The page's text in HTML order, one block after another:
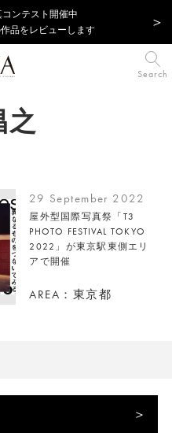
ンテスト開催中
品をレビューします
Search
之
29 September 2022
屋外型国際写真祭「T3
PHOTO FESTIVAL TOKYO
2022」が東京駅東側エリ
アで開催
AREA：東京都